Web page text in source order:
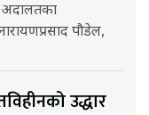
अदालतका
पौडेल,
उद्धार